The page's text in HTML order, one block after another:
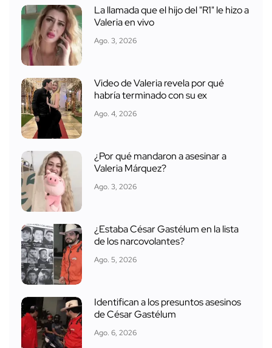
La llamada que el hijo del "R1" le hizo a
Valeria en vivo
Ago. 3, 2026
Video de Valeria revela por qué
habría terminado con su ex
Ago. 4, 2026
¿Por qué mandaron a asesinar a
Valeria Márquez?
Ago. 3, 2026
¿Estaba César Gastélum en la lista
de los narcovolantes?
Ago. 5, 2026
Identifican a los presuntos asesinos
de César Gastélum
Ago. 6, 2026